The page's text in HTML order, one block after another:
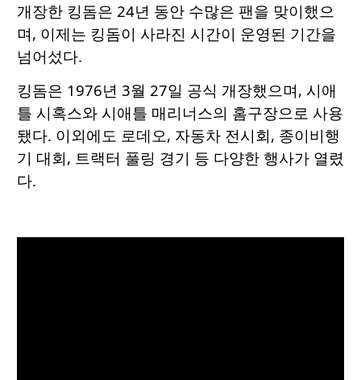
개장한 킹돔은 24년 동안 수많은 팬을 맞이했으
며, 이제는 킹돔이 사라진 시간이 운영된 기간을
넘어섰다.
킹돔은 1976년 3월 27일 공식 개장했으며, 시애
틀 시혹스와 시애틀 매리너스의 홈구장으로 사용
됐다. 이외에도 로데오, 자동차 전시회, 종이비행
기 대회, 트랙터 풀링 경기 등 다양한 행사가 열렸
다.